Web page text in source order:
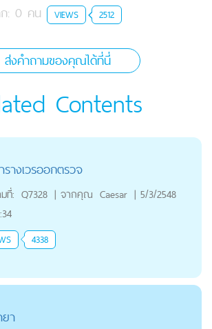
: 0 คน VIEWS 2512
ส่งคำถามของคุณได้ที่นี่
Contents
างเวรออกตรวจ
ที่: Q7328 | จากคุณ Caesar | 5/3/2548
4338
า